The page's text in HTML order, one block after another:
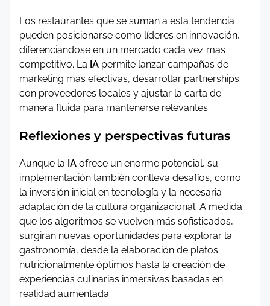
Los restaurantes que se suman a esta tendencia
pueden posicionarse como líderes en innovación,
diferenciándose en un mercado cada vez más
competitivo. La IA permite lanzar campañas de
marketing más efectivas, desarrollar partnerships
con proveedores locales y ajustar la carta de
manera fluida para mantenerse relevantes.
Reflexiones y perspectivas futuras
Aunque la IA ofrece un enorme potencial, su
implementación también conlleva desafíos, como
la inversión inicial en tecnología y la necesaria
adaptación de la cultura organizacional. A medida
que los algoritmos se vuelven más sofisticados,
surgirán nuevas oportunidades para explorar la
gastronomía, desde la elaboración de platos
nutricionalmente óptimos hasta la creación de
experiencias culinarias inmersivas basadas en
realidad aumentada.